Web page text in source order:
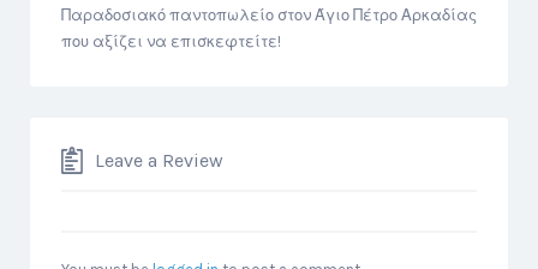
Παραδοσιακό παντοπωλείο στον Άγιο Πέτρο Αρκαδίας
που αξίζει να επισκεφτείτε!
Leave a Review